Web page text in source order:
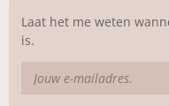
Laat het me weten
is.